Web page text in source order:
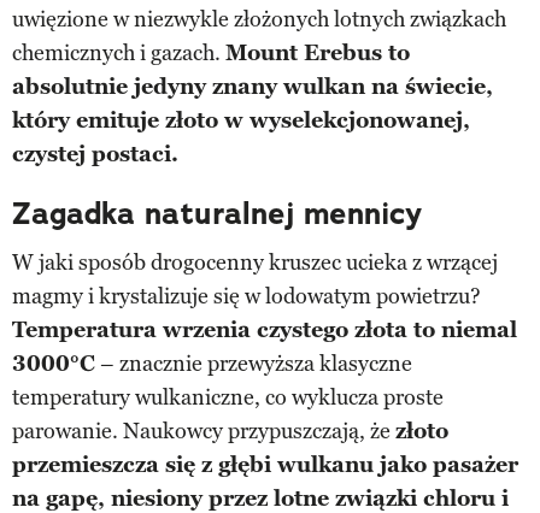
uwięzione w niezwykle złożonych lotnych związkach
chemicznych i gazach. Mount Erebus to
absolutnie jedyny znany wulkan na świecie,
który emituje złoto w wyselekcjonowanej,
czystej postaci.
Zagadka naturalnej mennicy
W jaki sposób drogocenny kruszec ucieka z wrzącej
magmy i krystalizuje się w lodowatym powietrzu?
Temperatura wrzenia czystego złota to niemal
3000°C– znacznie przewyższa klasyczne
temperatury wulkaniczne, co wyklucza proste
parowanie. Naukowcy przypuszczają, że złoto
przemieszcza się z głębi wulkanu jako pasażer
na gapę, niesiony przez lotne związki chloru i